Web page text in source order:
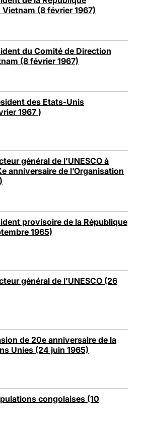
(8 février 1967)
du Comité de Direction
(8 février 1967)
des Etats-Unis
1967 )
général de l’UNESCO à
anniversaire de l’Organisation
provisoire de la République
1965)
général de l’UNESCO (26
de 20e anniversaire de la
Unies (24 juin 1965)
congolaises (10